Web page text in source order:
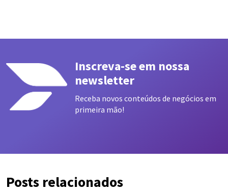
Inscreva-se em nossa
newsletter
Receba novos conteúdos de negócios em
primeira mão!
Posts relacionados